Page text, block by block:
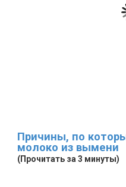
Причины, по
молоко из вымени
(Прочитать за 3 минуты)